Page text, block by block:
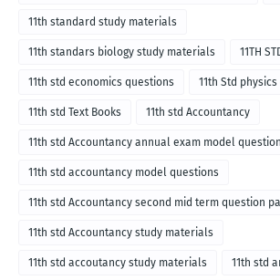
11th standard study materials
11th standars biology study materials 11TH
11th std economics questions 11th Std
11th std Text Books 11th std Accountancy
11th std Accountancy annual exam model
11th std accountancy model questions
11th std Accountancy second mid term question
11th std Accountancy study materials
11th std accoutancy study materials 11th std